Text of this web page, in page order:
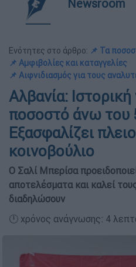
Newsroom
Ενότητες στο άρθρο: 📌 Τα
📌 Αμφιβολίες και καταγγελίες
📌 Αιφνιδιασμός για τους
Αλβανία:
ποσοστό άνω του
Eξασφαλίζει
κοινοβούλιο
Ο Σαλί Μπερίσα
αποτελέσματα και καλεί
διαδηλώσουν
🕛 χρόνος ανάγνωσης: 4